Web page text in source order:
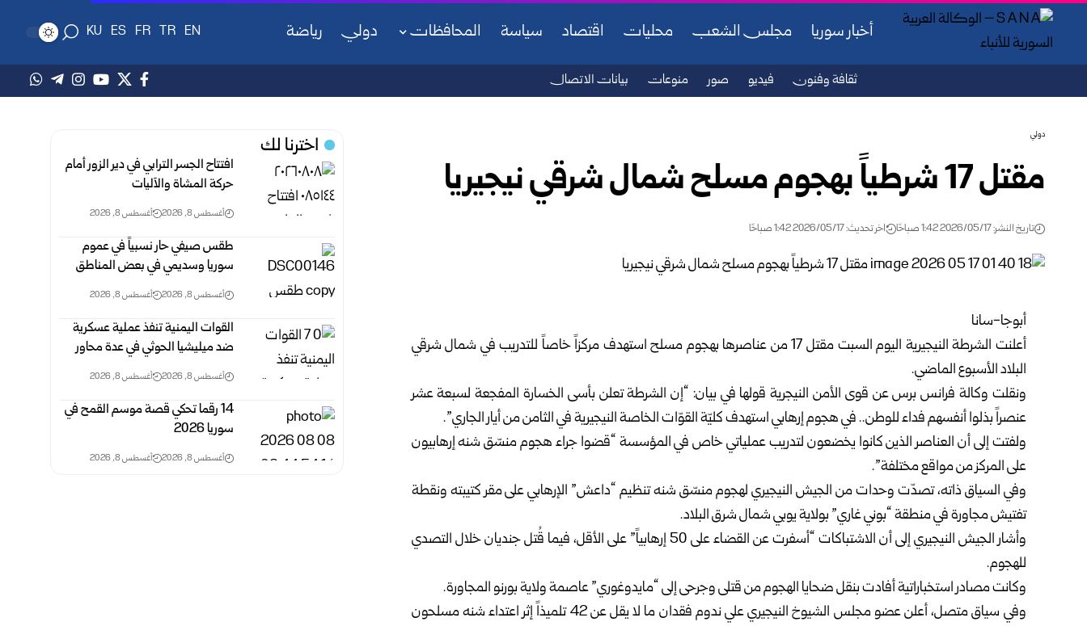
أخبار سوريا مجلس الشعب محليات اقتصاد سياسة المحافظات دولي رياضة EN
TR
FR
ES
KU
ثقافة وفنون فيديو صور منوعات بيانات الاتصال
دولي
مقتل 17 شرطياً بهجوم مسلح شمال شرقي نيجيريا
تاريخ النشر: 2026/05/17 1:42 صباحًا اخر تحديث: 2026/05/17 1:42 صباحًا
أبوجا-سانا
أعلنت الشرطة النيجيرية اليوم السبت مقتل 17 من عناصرها بهجوم مسلح استهدف مركزاً خاصاً للتدريب في شمال شرقي
البلاد الأسبوع الماضي.
ونقلت وكالة فرانس برس عن قوى الأمن النيجرية قولها في بيان: “إن الشرطة تعلن بأسى الخسارة المفجعة لسبعة عشر
عنصراً بذلوا أنفسهم فداء للوطن.. في هجوم إرهابي استهدف كليّة القوّات الخاصة النيجيرية في الثامن من أيار الجاري”.
ولفتت إلى أن العناصر الذين كانوا يخضعون لتدريب عملياتي خاص في المؤسسة “قضوا جراء هجوم منسّق شنه إرهابيون
على المركز من مواقع مختلفة”.
وفي السياق ذاته، تصدّت وحدات من الجيش النيجيري لهجوم منسّق شنه تنظيم “داعش” الإرهابي على مقر كتيبته ونقطة
تفتيش مجاورة في منطقة “بوني غاري” بولاية يوبي شمال شرق البلاد.
وأشار الجيش النيجيري إلى أن الاشتباكات “أسفرت عن القضاء على 50 إرهابياً” على الأقل، فيما قُتل جنديان خلال التصدي
للهجوم.
وكانت مصادر استخباراتية أفادت بنقل ضحايا الهجوم من قتلى وجرحى إلى “مايدوغوري” عاصمة ولاية بورنو المجاورة.
وفي سياق متصل، أعلن عضو مجلس الشيوخ النيجيري علي ندوم فقدان ما لا يقل عن 42 تلميذاً إثر اعتداء شنه مسلحون
اخترنا لك
افتتاح الجسر الترابي في دير الزور أمام
حركة المشاة والآليات
أغسطس 8, 2026 أغسطس 8, 2026
طقس صيفي حار نسبياً في عموم
سوريا وسديمي في بعض ‏المناطق‎ ‎
أغسطس 8, 2026 أغسطس 8, 2026
القوات اليمنية تنفذ عملية عسكرية
ضد ميليشيا الحوثي في ‏عدة محاور ‏
أغسطس 8, 2026 أغسطس 8, 2026
14 رقما تحكي قصة موسم القمح في
سوريا 2026
أغسطس 8, 2026 أغسطس 8, 2026